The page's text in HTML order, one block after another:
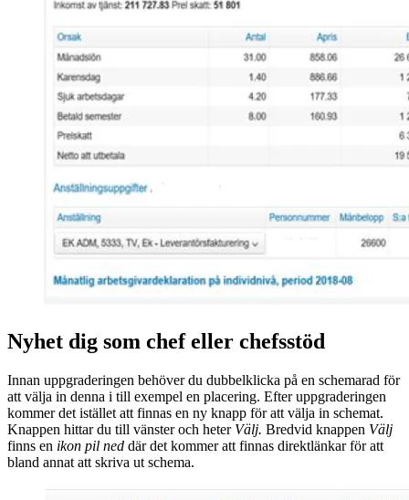
Nyhet dig som chef eller chefsstöd
Innan uppgraderingen behöver du dubbelklicka på en schemarad för
att välja in denna i till exempel en placering. Efter uppgraderingen
kommer det istället att finnas en ny knapp för att välja in schemat.
Knappen hittar du till vänster och heter Välj. Bredvid knappen Välj
finns en ikon pil ned där det kommer att finnas direktlänkar för att
bland annat att skriva ut schema.